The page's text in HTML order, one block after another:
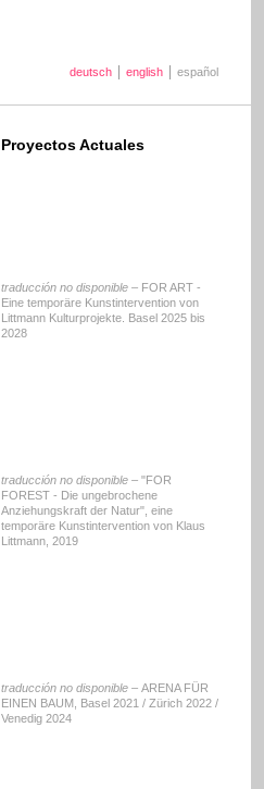
deutsch english español
Proyectos Actuales
traducción no disponible – FOR ART -
Eine temporäre Kunstintervention von
Littmann Kulturprojekte. Basel 2025 bis
2028
traducción no disponible – "FOR
FOREST - Die ungebrochene
Anziehungskraft der Natur", eine
temporäre Kunstintervention von Klaus
Littmann, 2019
traducción no disponible – ARENA FÜR
EINEN BAUM, Basel 2021 / Zürich 2022 /
Venedig 2024